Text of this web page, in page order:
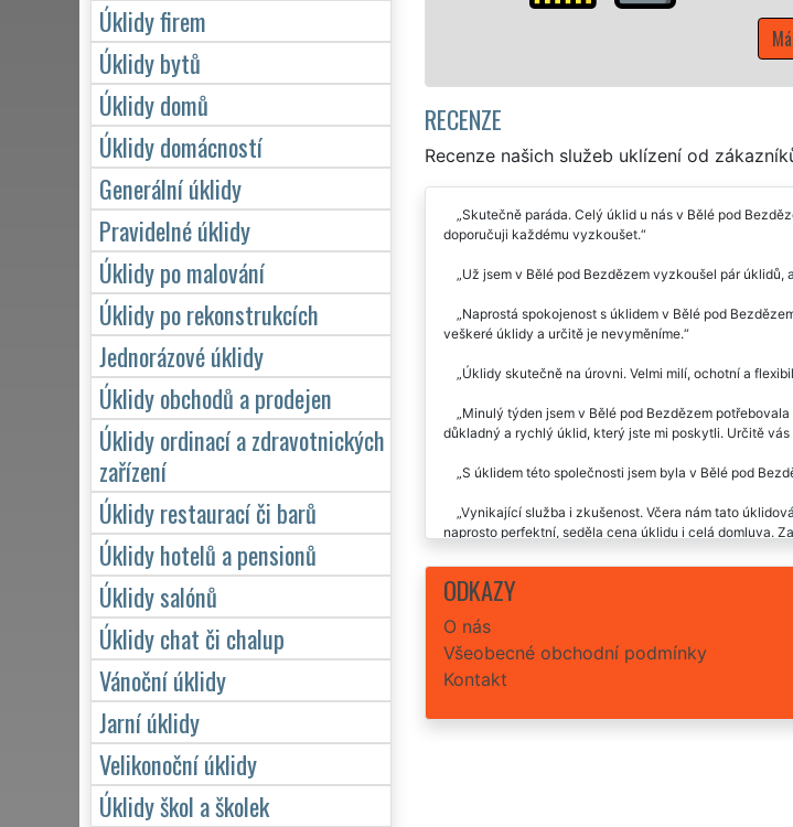
Mám zájem o úklid v Bělé pod Bezdězem
RECENZE
Recenze našich služeb uklízení od
Skutečně paráda. Celý úklid u nás v Bělé pod
doporučuji každému vyzkoušet.
Už jsem v Bělé pod Bezdězem vyzkoušel pár
Naprostá spokojenost s úklidem v Bělé pod
veškeré úklidy a určitě je nevyměníme.
Úklidy skutečně na úrovni. Velmi milí, ochotní a
Minulý týden jsem v Bělé pod Bezdězem
důkladný a rychlý úklid, který jste mi poskytli. Určitě
S úklidem této společnosti jsem byla v Bělé pod
Vynikající služba i zkušenost. Včera nám tato
naprosto perfektní, seděla cena úklidu i celá domluva.
Už 2x jsem využila v Bělé pod Bezdězem úklid této
ODKAZY
O nás
Všeobecné obchodní podmínky
Kontakt
Úklidy firem
Úklidy bytů
Úklidy domů
Úklidy domácností
Generální úklidy
Pravidelné úklidy
Úklidy po malování
Úklidy po rekonstrukcích
Jednorázové úklidy
Úklidy obchodů a prodejen
Úklidy ordinací a zdravotnických
zařízení
Úklidy restaurací či barů
Úklidy hotelů a pensionů
Úklidy salónů
Úklidy chat či chalup
Vánoční úklidy
Jarní úklidy
Velikonoční úklidy
Úklidy škol a školek